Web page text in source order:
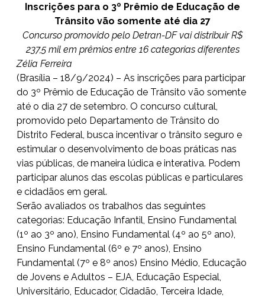
Inscrições para o 3º Prêmio de Educação de
Trânsito vão somente até dia 27
Concurso promovido pelo Detran-DF vai distribuir R$
237,5 mil em prêmios entre 16 categorias diferentes
Zélia Ferreira
(Brasília – 18/9/2024) – As inscrições para participar
do 3º Prêmio de Educação de Trânsito vão somente
até o dia 27 de setembro. O concurso cultural,
promovido pelo Departamento de Trânsito do
Distrito Federal, busca incentivar o trânsito seguro e
estimular o desenvolvimento de boas práticas nas
vias públicas, de maneira lúdica e interativa. Podem
participar alunos das escolas públicas e particulares
e cidadãos em geral.
Serão avaliados os trabalhos das seguintes
categorias: Educação Infantil, Ensino Fundamental
(1º ao 3º ano), Ensino Fundamental (4º ao 5º ano),
Ensino Fundamental (6º e 7º anos), Ensino
Fundamental (7º e 8º anos) Ensino Médio, Educação
de Jovens e Adultos – EJA, Educação Especial,
Universitário, Educador, Cidadão, Terceira Idade,